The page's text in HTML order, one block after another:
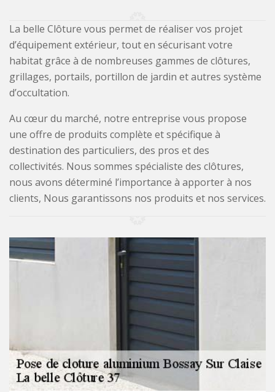
La belle Clôture vous permet de réaliser vos projet
d’équipement extérieur, tout en sécurisant votre
habitat grâce à de nombreuses gammes de clôtures,
grillages, portails, portillon de jardin et autres système
d’occultation.
Au cœur du marché, notre entreprise vous propose
une offre de produits complète et spécifique à
destination des particuliers, des pros et des
collectivités. Nous sommes spécialiste des clôtures,
nous avons déterminé l’importance à apporter à nos
clients, Nous garantissons nos produits et nos services.